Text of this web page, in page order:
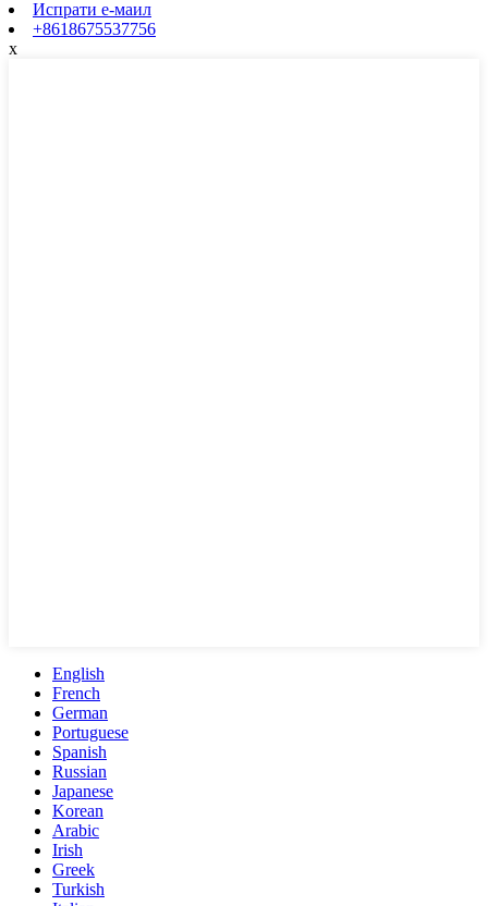
Испрати е-маил
+8618675537756
x
English
French
German
Portuguese
Spanish
Russian
Japanese
Korean
Arabic
Irish
Greek
Turkish